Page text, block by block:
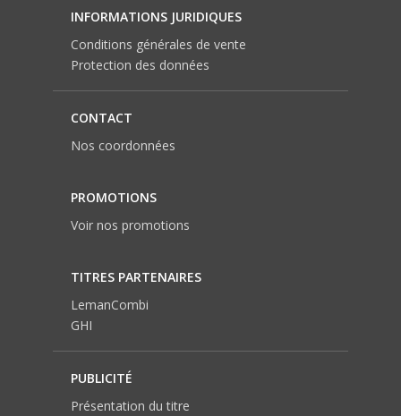
INFORMATIONS JURIDIQUES
Conditions générales de vente
Protection des données
CONTACT
Nos coordonnées
PROMOTIONS
Voir nos promotions
TITRES PARTENAIRES
LemanCombi
GHI
PUBLICITÉ
Présentation du titre